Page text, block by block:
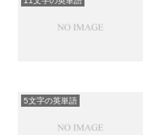
5文字の英単語